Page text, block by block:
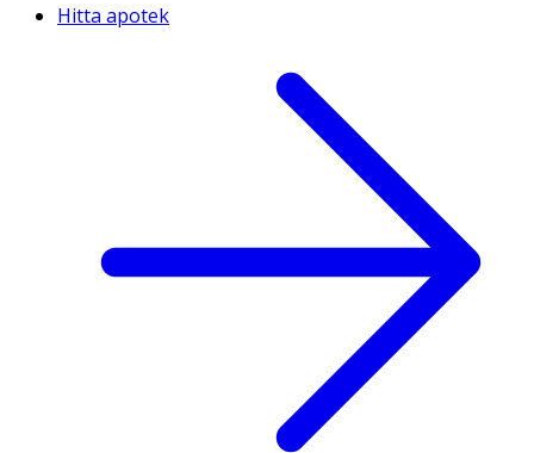
Hitta apotek